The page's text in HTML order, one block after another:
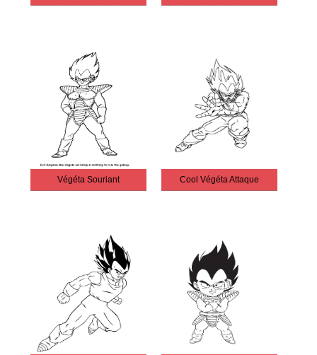
Végéta Souriant Cool Végéta Attaque